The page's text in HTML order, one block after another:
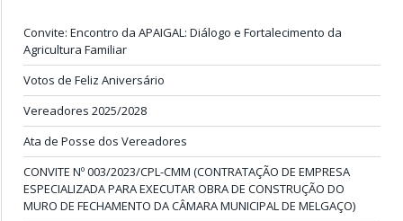
Convite: Encontro da APAIGAL: Diálogo e Fortalecimento da
Agricultura Familiar
Votos de Feliz Aniversário
Vereadores 2025/2028
Ata de Posse dos Vereadores
CONVITE Nº 003/2023/CPL-CMM (CONTRATAÇÃO DE EMPRESA
ESPECIALIZADA PARA EXECUTAR OBRA DE CONSTRUÇÃO DO
MURO DE FECHAMENTO DA CÂMARA MUNICIPAL DE MELGAÇO)